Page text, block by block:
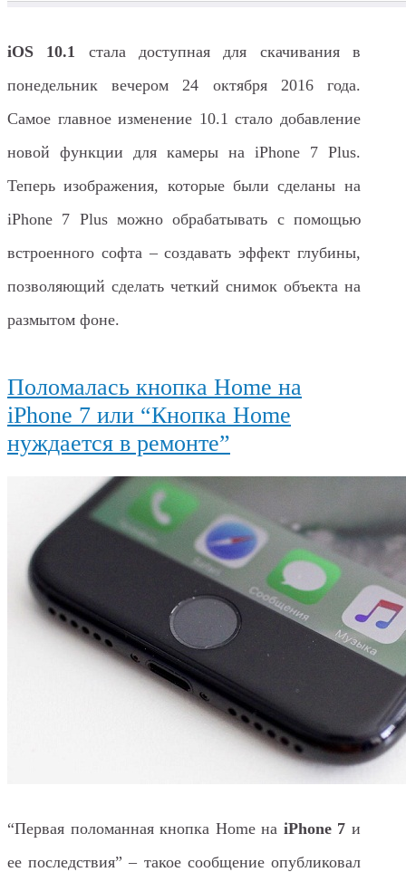
iOS 10.1
стала доступная для скачивания в
понедельник вечером 24 октября 2016 года.
Самое главное изменение 10.1 стало добавление
новой функции для камеры на iPhone 7 Plus.
Теперь изображения, которые были сделаны на
iPhone 7 Plus можно обрабатывать с помощью
встроенного софта – создавать эффект глубины,
позволяющий сделать четкий снимок объекта на
размытом фоне.
Поломалась кнопка Home на
iPhone 7 или “Кнопка Ноme
нуждается в ремонте”
“Первая поломанная кнопка Home на iPhone 7 и
ее последствия” – такое сообщение опубликовал